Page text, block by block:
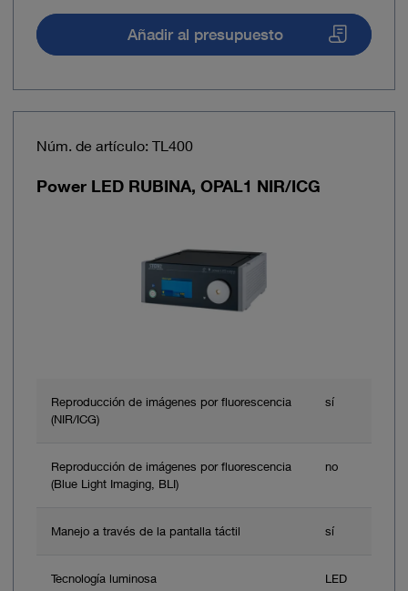
Añadir al presupuesto
Núm. de artículo: TL400
Power LED RUBINA, OPAL1 NIR/ICG
Reproducción de imágenes por fluorescencia
(NIR/ICG)
sí
Reproducción de imágenes por fluorescencia
(Blue Light Imaging, BLI)
no
Manejo a través de la pantalla táctil sí
Tecnología luminosa LED